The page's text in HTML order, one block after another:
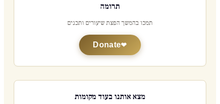
תרומה
תמכו בהמשך הפצת שיעורים ותכנים
Donate
מצא אותנו בעוד מקומות